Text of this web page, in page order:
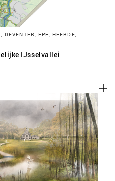
DEVENTER, EPE, HEERDE,
IJsselvallei